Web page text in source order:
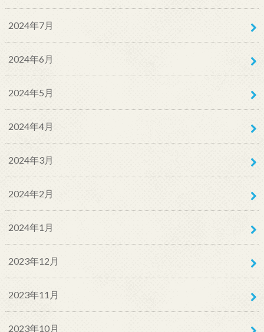
2024年7月
2024年6月
2024年5月
2024年4月
2024年3月
2024年2月
2024年1月
2023年12月
2023年11月
2023年10月